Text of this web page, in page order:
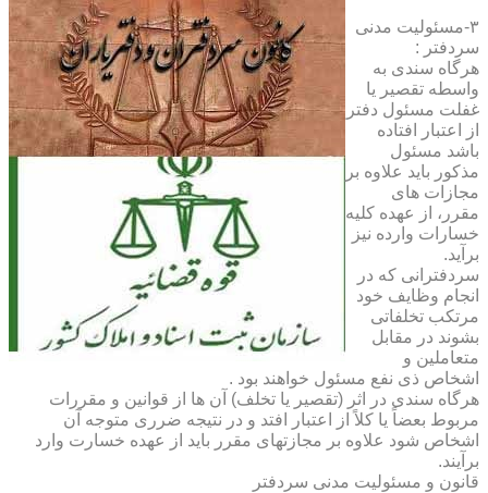
۳-مسئولیت مدنی
سردفتر :
هرگاه سندی به
واسطه تقصیر یا
غفلت مسئول دفتر
از اعتبار افتاده
باشد مسئول
مذکور باید علاوه بر
مجازات های
مقرر، از عهده کلیه
خسارات وارده نیز
برآید.
سردفترانی که در
انجام وظایف خود
مرتکب تخلفاتی
بشوند در مقابل
متعاملین و
اشخاص ذی نفع مسئول خواهند بود .
هرگاه سندی در اثر (تقصیر یا تخلف) آن ها از قوانین و مقررات
مربوط بعضاً یا کلاً از اعتبار افتد و در نتیجه ضرری متوجه آن
اشخاص شود علاوه بر مجازتهای مقرر باید از عهده خسارت وارد
برآیند.
قانون و مسئولیت مدنی سردفتر